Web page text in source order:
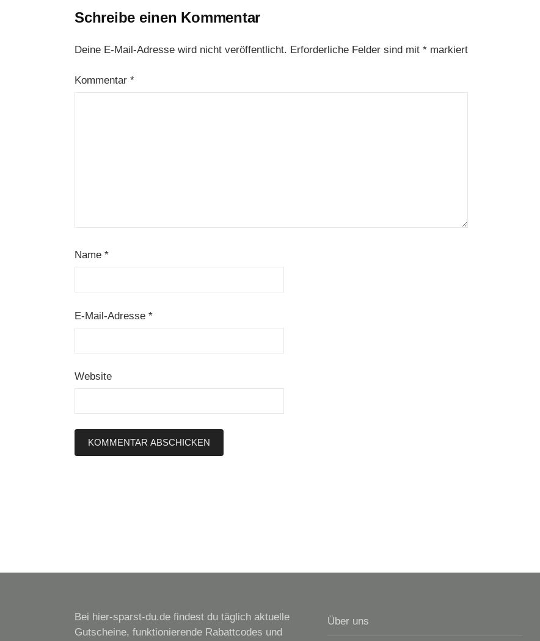
Schreibe einen Kommentar
Deine E-Mail-Adresse wird nicht veröffentlicht. Erforderliche Felder sind mit * markiert
Kommentar *
Name *
E-Mail-Adresse *
Website
Bei hier-sparst-du.de findest du täglich aktuelle
Gutscheine, funktionierende Rabattcodes und
Über uns